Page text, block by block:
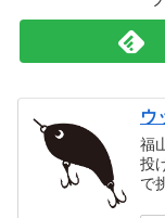
ウ
福
投
で